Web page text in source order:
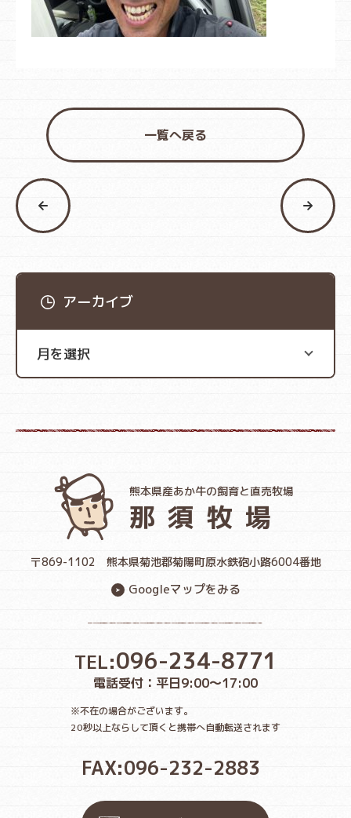
一覧へ戻る
アーカイブ
熊本県産あか牛の飼育と直売牧場
那須牧場
〒869-1102 熊本県菊池郡菊陽町原水鉄砲小路6004番地
Googleマップをみる
TEL:096-234-8771
電話受付：平日9:00〜17:00
※不在の場合がございます。
20秒以上ならして頂くと携帯へ自動転送されます
FAX:096-232-2883